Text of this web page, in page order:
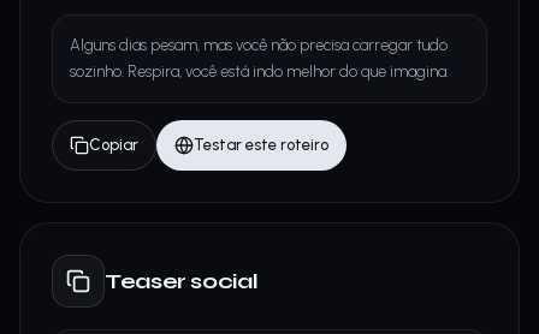
Alguns dias pesam, mas você não precisa carregar tudo
sozinho. Respira, você está indo melhor do que imagina.
Copiar Testar este roteiro
Teaser social